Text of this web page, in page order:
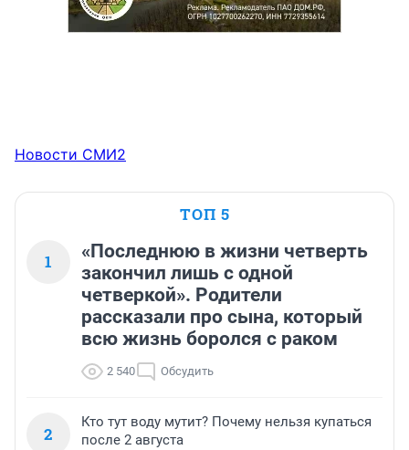
Новости СМИ2
ТОП 5
1
«Последнюю в жизни четверть
закончил лишь с одной
четверкой». Родители
рассказали про сына, который
всю жизнь боролся с раком
2 540 Обсудить
2
Кто тут воду мутит? Почему нельзя купаться
после 2 августа